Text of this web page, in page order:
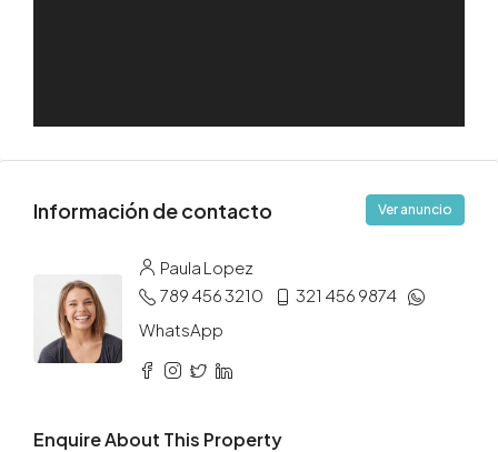
Información de contacto Ver anuncio
Paula Lopez
789 456 3210
321 456 9874
WhatsApp
Enquire About This Property